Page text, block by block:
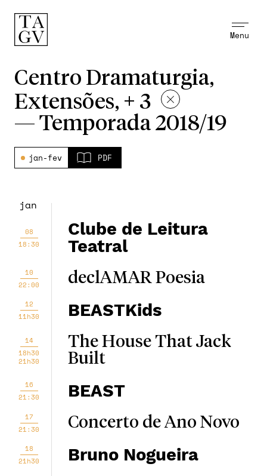
Menu
Centro Dramaturgia,
Extensões, + 3
— Temporada 2018/19
jan-fev PDF
jan
08
18:30
Clube de Leitura
Teatral
10
22:00
declAMAR Poesia
12
11h30
BEASTKids
14
18h30
21h30
The House That Jack
Built
16
21:30
BEAST
17
21:30
Concerto de Ano Novo
18
21h30
Bruno Nogueira